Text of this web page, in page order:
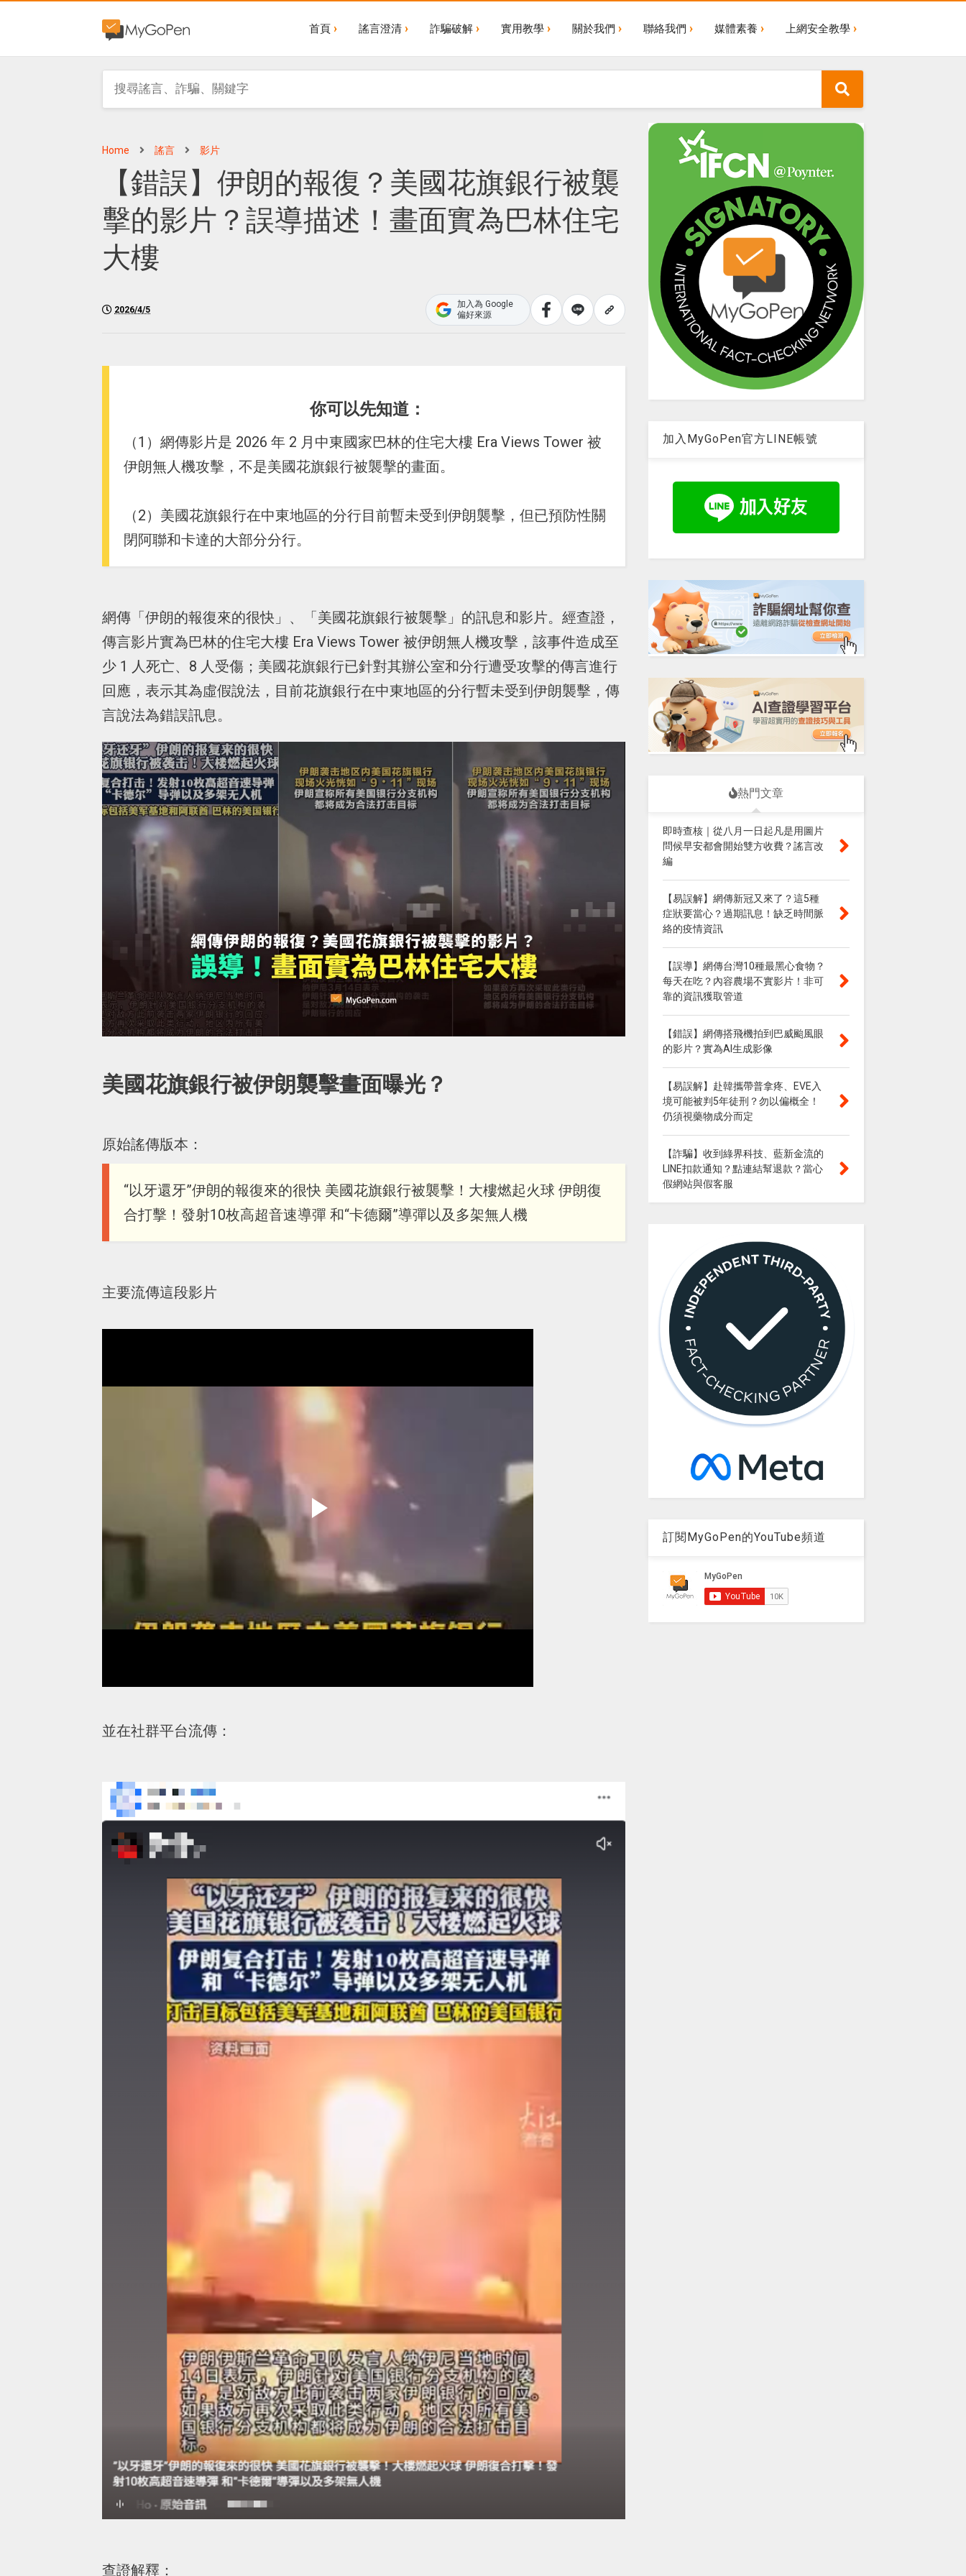
首頁 謠言澄清 詐騙破解 實用教學 關於我們 聯絡我們 媒體素養 上網安全教學
Home 謠言 影片
【錯誤】伊朗的報復？美國花旗銀行被襲
擊的影片？誤導描述！畫面實為巴林住宅
大樓
2026/4/5
加入為 Google
偏好來源
你可以先知道：
（1）網傳影片是 2026 年 2 月中東國家巴林的住宅大樓 Era Views Tower 被
伊朗無人機攻擊，不是美國花旗銀行被襲擊的畫面。
（2）美國花旗銀行在中東地區的分行目前暫未受到伊朗襲擊，但已預防性關
閉阿聯和卡達的大部分分行。
網傳「伊朗的報復來的很快」、「美國花旗銀行被襲擊」的訊息和影片。經查證，
傳言影片實為巴林的住宅大樓 Era Views Tower 被伊朗無人機攻擊，該事件造成至
少 1 人死亡、8 人受傷；美國花旗銀行已針對其辦公室和分行遭受攻擊的傳言進行
回應，表示其為虛假說法，目前花旗銀行在中東地區的分行暫未受到伊朗襲擊，傳
言說法為錯誤訊息。
美國花旗銀行被伊朗襲擊畫面曝光？
原始謠傳版本：
“以牙還牙”伊朗的報復來的很快 美國花旗銀行被襲擊！大樓燃起火球 伊朗復
合打擊！發射10枚高超音速導彈 和“卡德爾”導彈以及多架無人機
主要流傳這段影片
並在社群平台流傳：
查證解釋：
加入MyGoPen官方LINE帳號
熱門文章
即時查核｜從八月一日起凡是用圖片
問候早安都會開始雙方收費？謠言改
編
【易誤解】網傳新冠又來了？這5種
症狀要當心？過期訊息！缺乏時間脈
絡的疫情資訊
【誤導】網傳台灣10種最黑心食物？
每天在吃？內容農場不實影片！非可
靠的資訊獲取管道
【錯誤】網傳搭飛機拍到巴威颱風眼
的影片？實為AI生成影像
【易誤解】赴韓攜帶普拿疼、EVE入
境可能被判5年徒刑？勿以偏概全！
仍須視藥物成分而定
【詐騙】收到綠界科技、藍新金流的
LINE扣款通知？點連結幫退款？當心
假網站與假客服
訂閱MyGoPen的YouTube頻道